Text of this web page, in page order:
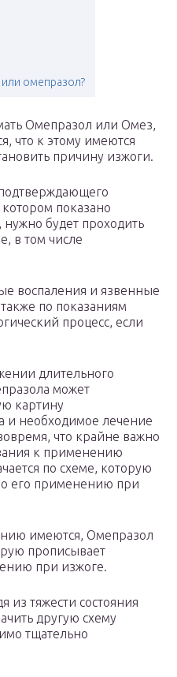
омепразол?
Омепразол или Омез,
что к этому имеются
причину изжоги.
показано
будет проходить
в том числе
воспаления и язвенные
по показаниям
процесс, если
длительного
может
картину
и необходимое лечение
что крайне важно
к применению
по схеме, которую
его применению при
имеются, Омепразол
прописывает
при изжоге.
из тяжести состояния
другую схему
тщательно